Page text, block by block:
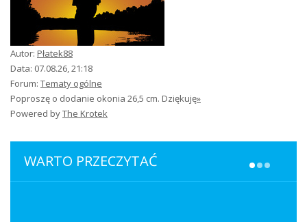
Autor: Płatek88
Data: 07.08.26, 21:18
Forum: Tematy ogólne
Poproszę o dodanie okonia 26,5 cm. Dziękuję»
Powered byThe Krotek
WARTO PRZECZYTAĆ